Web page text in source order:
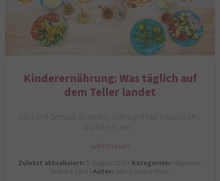
Kinderernährung: Was täglich auf
dem Teller landet
Obst und Gemüse zu selten, Süßes und Fast Food zu oft –
und Eltern, die…
weiterlesen
Zuletzt aktualisiert: 5. August 2026 •Kategorien: Allgemein,
Mutter & Kind •Autor:Vikica Gruber-Matic